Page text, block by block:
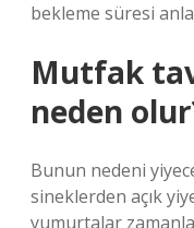
bekleme süresi
Mutfak
neden
Bunun nedeni
sineklerden açık
yumurtalar